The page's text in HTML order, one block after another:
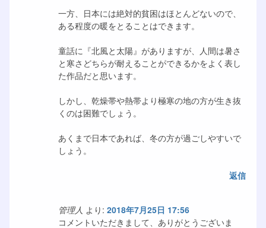
一方、日本には絶対的貧困はほとんどないので、
ある程度の暖をとることはできます。
童話に『北風と太陽』がありますが、人間は暑さ
と寒さどちらが耐えることができるかをよく表し
た作品だと思います。
しかし、乾燥帯や熱帯より極寒の地の方が生き抜
くのは困難でしょう。
あくまで日本であれば、冬の方が過ごしやすいで
しょう。
返信
管理人 より: 2018年7月25日 17:56
コメントいただきまして、ありがとうございま